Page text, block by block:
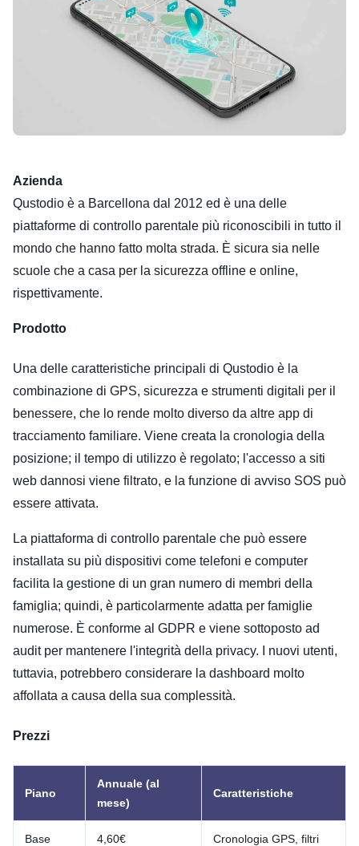
Azienda
Qustodio è a Barcellona dal 2012 ed è una delle
piattaforme di controllo parentale più riconoscibili in tutto il
mondo che hanno fatto molta strada. È sicura sia nelle
scuole che a casa per la sicurezza offline e online,
rispettivamente.
Prodotto
Una delle caratteristiche principali di Qustodio è la
combinazione di GPS, sicurezza e strumenti digitali per il
benessere, che lo rende molto diverso da altre app di
tracciamento familiare. Viene creata la cronologia della
posizione; il tempo di utilizzo è regolato; l'accesso a siti
web dannosi viene filtrato, e la funzione di avviso SOS può
essere attivata.
La piattaforma di controllo parentale che può essere
installata su più dispositivi come telefoni e computer
facilita la gestione di un gran numero di membri della
famiglia; quindi, è particolarmente adatta per famiglie
numerose. È conforme al GDPR e viene sottoposto ad
audit per mantenere l'integrità della privacy. I nuovi utenti,
tuttavia, potrebbero considerare la dashboard molto
affollata a causa della sua complessità.
Prezzi
Piano
Annuale (al
mese)
Caratteristiche
Base 4,60€ Cronologia GPS, filtri